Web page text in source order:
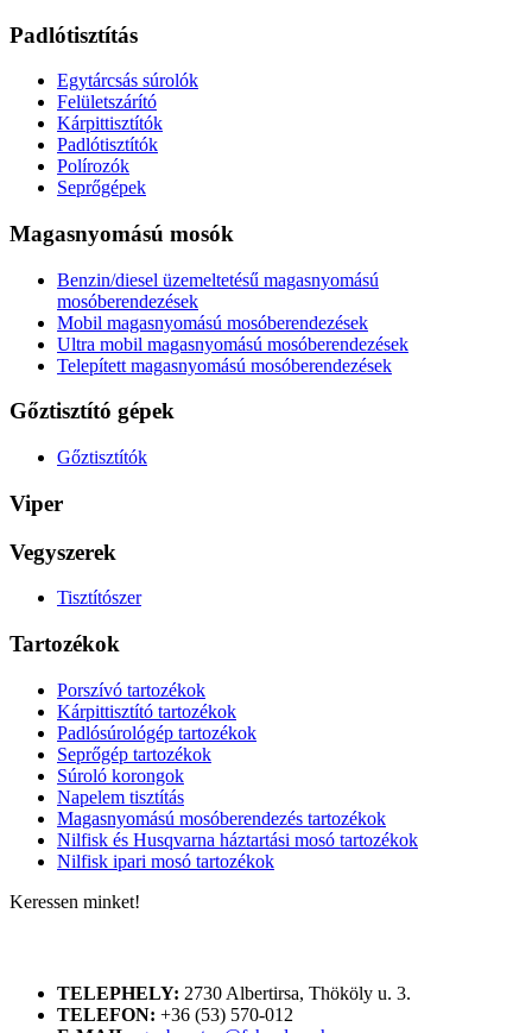
Padlótisztítás
Egytárcsás súrolók
Felületszárító
Kárpittisztítók
Padlótisztítók
Polírozók
Seprőgépek
Magasnyomású mosók
Benzin/diesel üzemeltetésű magasnyomású
mosóberendezések
Mobil magasnyomású mosóberendezések
Ultra mobil magasnyomású mosóberendezések
Telepített magasnyomású mosóberendezések
Gőztisztító gépek
Gőztisztítók
Viper
Vegyszerek
Tisztítószer
Tartozékok
Porszívó tartozékok
Kárpittisztító tartozékok
Padlósúrológép tartozékok
Seprőgép tartozékok
Súroló korongok
Napelem tisztítás
Magasnyomású mosóberendezés tartozékok
Nilfisk és Husqvarna háztartási mosó tartozékok
Nilfisk ipari mosó tartozékok
Keressen minket!
TELEPHELY: 2730 Albertirsa, Thököly u. 3.
TELEFON: +36 (53) 570-012